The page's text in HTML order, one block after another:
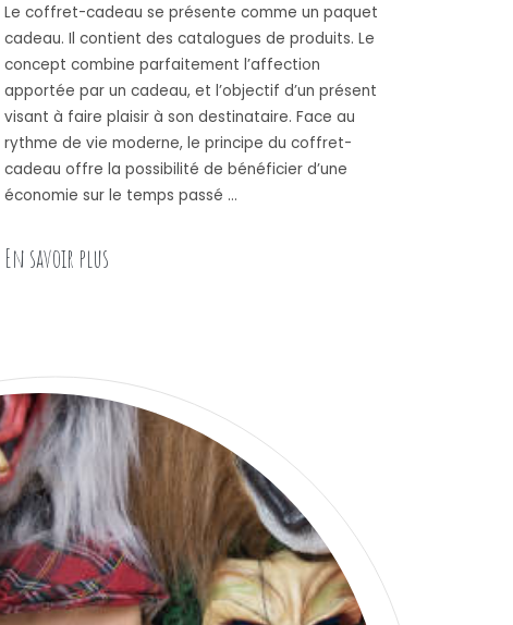
Le coffret-cadeau se présente comme un paquet
cadeau. Il contient des catalogues de produits. Le
concept combine parfaitement l’affection
apportée par un cadeau, et l’objectif d’un présent
visant à faire plaisir à son destinataire. Face au
rythme de vie moderne, le principe du coffret-
cadeau offre la possibilité de bénéficier d’une
économie sur le temps passé …
En savoir plus